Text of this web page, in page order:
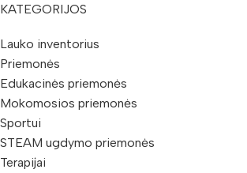
KATEGORIJOS
Lauko inventorius
Priemonės
Edukacinės priemonės
Mokomosios priemonės
Sportui
STEAM ugdymo priemonės
Terapijai